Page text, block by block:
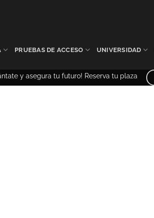
PRUEBAS DE ACCESO UNIVERSIDAD
y asegura tu futuro! Reserva tu plaza